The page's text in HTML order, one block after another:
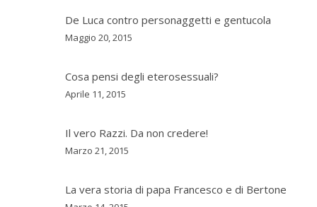
De Luca contro personaggetti e gentucola
Maggio 20, 2015
Cosa pensi degli eterosessuali?
Aprile 11, 2015
Il vero Razzi. Da non credere!
Marzo 21, 2015
La vera storia di papa Francesco e di Bertone